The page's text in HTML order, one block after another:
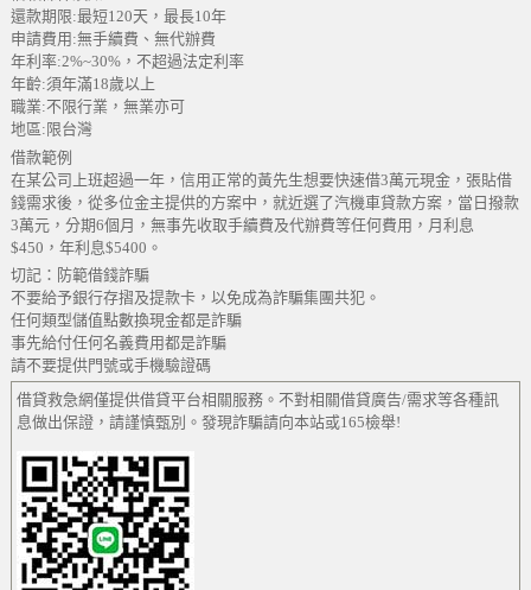
還款期限:最短120天，最長10年
申請費用:無手續費、無代辦費
年利率:2%~30%，不超過法定利率
年齡:須年滿18歲以上
職業:不限行業，無業亦可
地區:限台灣
借款範例
在某公司上班超過一年，信用正常的黃先生想要快速借3萬元現金，張貼借
錢需求後，從多位金主提供的方案中，就近選了汽機車貸款方案，當日撥款
3萬元，分期6個月，無事先收取手續費及代辦費等任何費用，月利息
$450，年利息$5400。
切記：防範借錢詐騙
不要給予銀行存摺及提款卡，以免成為詐騙集團共犯。
任何類型儲值點數換現金都是詐騙
事先給付任何名義費用都是詐騙
請不要提供門號或手機驗證碼
借貸救急網僅提供借貸平台相關服務。不對相關借貸廣告/需求等各種訊
息做出保證，請謹慎甄別。發現詐騙請向本站或165檢舉!